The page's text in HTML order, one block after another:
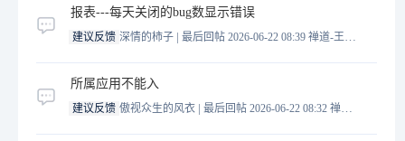
报表---每天关闭的bug数显示错误
建议反馈 深情的柿子 | 最后回帖 2026-06-22 08:39 禅道-王誉霖
所属应用不能入
建议反馈 傲视众生的风衣 | 最后回帖 2026-06-22 08:32 禅道-王誉霖